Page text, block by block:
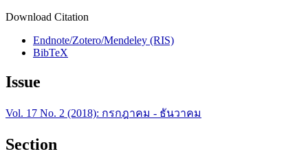
Download Citation
Endnote/Zotero/Mendeley (RIS)
BibTeX
Issue
Vol. 17 No. 2 (2018): กรกฎาคม - ธันวาคม
Section